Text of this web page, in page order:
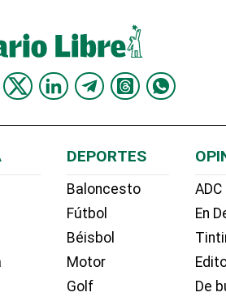
DEPORTES
Baloncesto
Fútbol
Béisbol
Motor
Golf
ADC
En
De